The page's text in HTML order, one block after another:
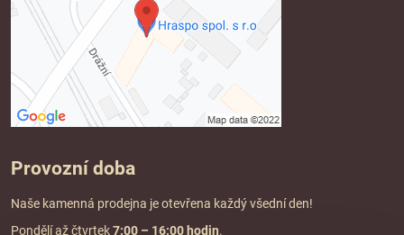
Provozní doba
Naše kamenná prodejna je otevřena každý všední den!
Pondělí až čtvrtek7:00 – 16:00 hodin.